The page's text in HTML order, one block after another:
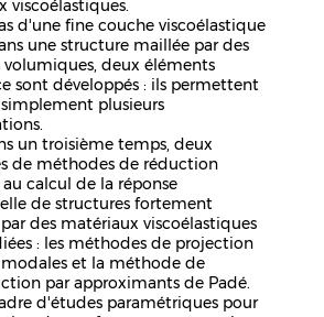
viscoélastiques.
d'une fine couche viscoélastique
une structure maillée par des
deux éléments
sont développés : ils permettent
plusieurs
un troisième temps, deux
de méthodes de réduction
calcul de la réponse
de structures fortement
des matériaux viscoélastiques
: les méthodes de projection
modales et la méthode de
par approximants de Padé.
d'études paramétriques pour